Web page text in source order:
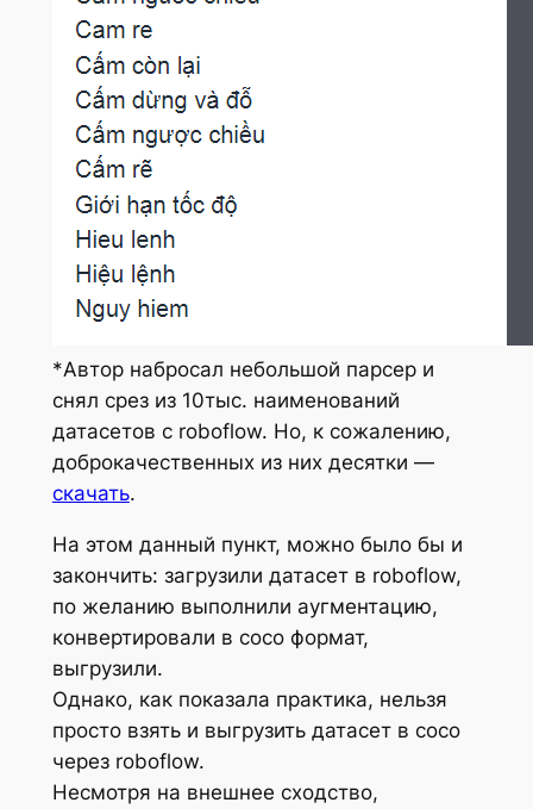
*Автор набросал небольшой парсер и
снял срез из 10тыс. наименований
датасетов с roboflow. Но, к сожалению,
доброкачественных из них десятки —
скачать.
На этом данный пункт, можно было бы и
закончить: загрузили датасет в roboflow,
по желанию выполнили аугментацию,
конвертировали в coco формат,
выгрузили.
Однако, как показала практика, нельзя
просто взять и выгрузить датасет в coco
через roboflow.
Несмотря на внешнее сходство,